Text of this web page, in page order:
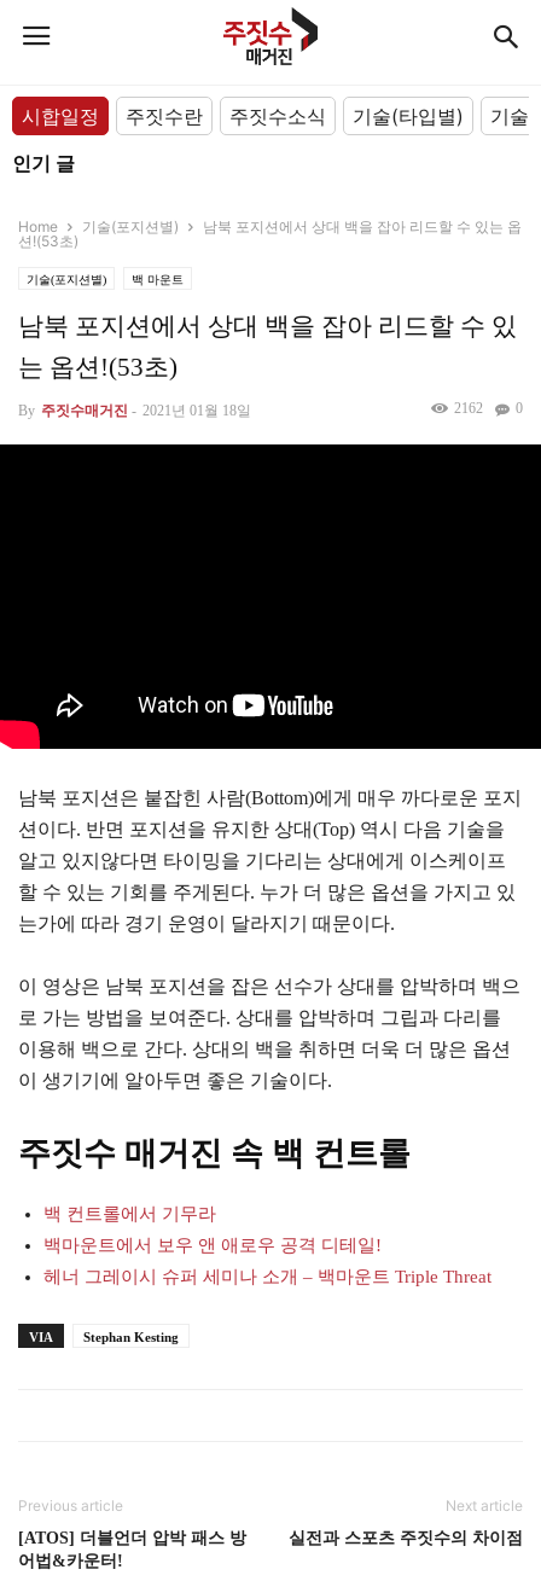
시합일정 주짓수란 주짓수소식 기술(타입별)
기술
인기 글
Home 기술(포지션별)
남북 포지션에서 상대 백을 잡아 리드할 수 있는 옵
션!(53초)
기술(포지션별) 백 마운트
남북 포지션에서 상대 백을 잡아 리드할 수 있
는 옵션!(53초)
By 주짓수매거진 - 2021년 01월 18일 0
2162
남북 포지션은 붙잡힌 사람(Bottom)에게 매우 까다로운 포지
션이다. 반면 포지션을 유지한 상대(Top) 역시 다음 기술을
알고 있지않다면 타이밍을 기다리는 상대에게 이스케이프
할 수 있는 기회를 주게된다. 누가 더 많은 옵션을 가지고 있
는가에 따라 경기 운영이 달라지기 때문이다.
이 영상은 남북 포지션을 잡은 선수가 상대를 압박하며 백으
로 가는 방법을 보여준다. 상대를 압박하며 그립과 다리를
이용해 백으로 간다. 상대의 백을 취하면 더욱 더 많은 옵션
이 생기기에 알아두면 좋은 기술이다.
주짓수 매거진 속 백 컨트롤
백 컨트롤에서 기무라
백마운트에서 보우 앤 애로우 공격 디테일!
헤너 그레이시 슈퍼 세미나 소개 – 백마운트 Triple Threat
VIA Stephan Kesting
Previous article
[ATOS] 더블언더 압박 패스 방
어법&카운터!
Next article
실전과 스포츠 주짓수의 차이점